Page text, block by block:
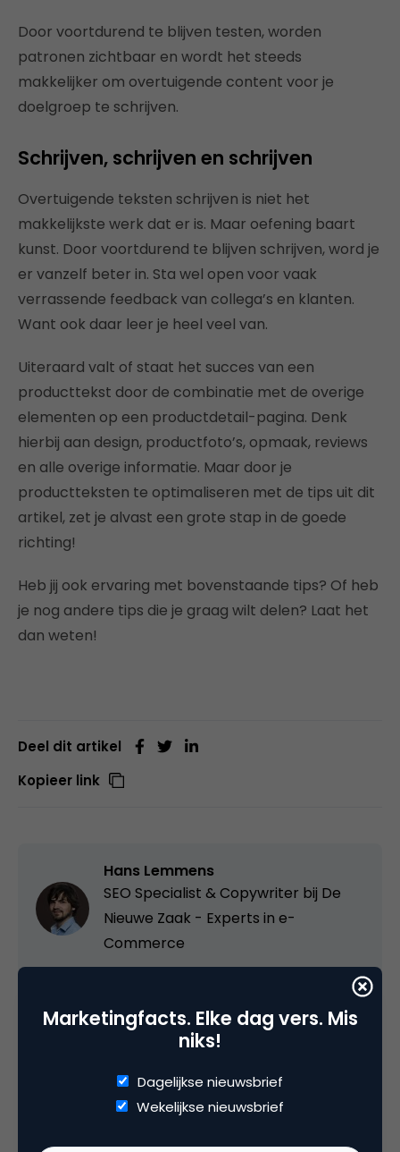
Door voortdurend te blijven testen, worden
patronen zichtbaar en wordt het steeds
makkelijker om overtuigende content voor je
doelgroep te schrijven.
Schrijven, schrijven en schrijven
Overtuigende teksten schrijven is niet het
makkelijkste werk dat er is. Maar oefening baart
kunst. Door voortdurend te blijven schrijven, word je
er vanzelf beter in. Sta wel open voor vaak
verrassende feedback van collega’s en klanten.
Want ook daar leer je heel veel van.
Uiteraard valt of staat het succes van een
producttekst door de combinatie met de overige
elementen op een productdetail-pagina. Denk
hierbij aan design, productfoto’s, opmaak, reviews
en alle overige informatie. Maar door je
productteksten te optimaliseren met de tips uit dit
artikel, zet je alvast een grote stap in de goede
richting!
Heb jij ook ervaring met bovenstaande tips? Of heb
je nog andere tips die je graag wilt delen? Laat het
dan weten!
Deel dit artikel
Kopieer link
Hans Lemmens
SEO Specialist & Copywriter bij De
Nieuwe Zaak - Experts in e-
Commerce
Marketingfacts. Elke dag vers. Mis
niks!
Dagelijkse nieuwsbrief
Wekelijkse nieuwsbrief